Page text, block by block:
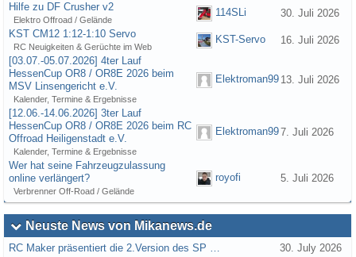
Hilfe zu DF Crusher v2
Elektro Offroad / Gelände
114SLi
30. Juli 2026
KST CM12 1:12-1:10 Servo
RC Neuigkeiten & Gerüchte im Web
KST-Servo
16. Juli 2026
[03.07.-05.07.2026] 4ter Lauf
HessenCup OR8 / OR8E 2026 beim
MSV Linsengericht e.V.
Kalender, Termine & Ergebnisse
Elektroman99 13. Juli 2026
[12.06.-14.06.2026] 3ter Lauf
HessenCup OR8 / OR8E 2026 beim RC
Offroad Heiligenstadt e.V.
Kalender, Termine & Ergebnisse
Elektroman997. Juli 2026
Wer hat seine Fahrzeugzulassung
online verlängert?
Verbrenner Off-Road / Gelände
royofi 5. Juli 2026
Neuste News von Mikanews.de
RC Maker präsentiert die 2.Version des SP … 30. July 2026